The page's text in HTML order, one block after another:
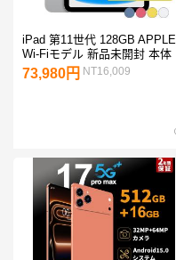
iPad 第11世代 128GB APPLE
Wi-Fiモデル 新品未開封 本体
73,980円 NT16,009